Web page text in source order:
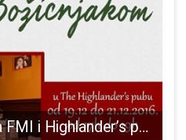
Božićni kutak studija FMI i Highlander’s puba